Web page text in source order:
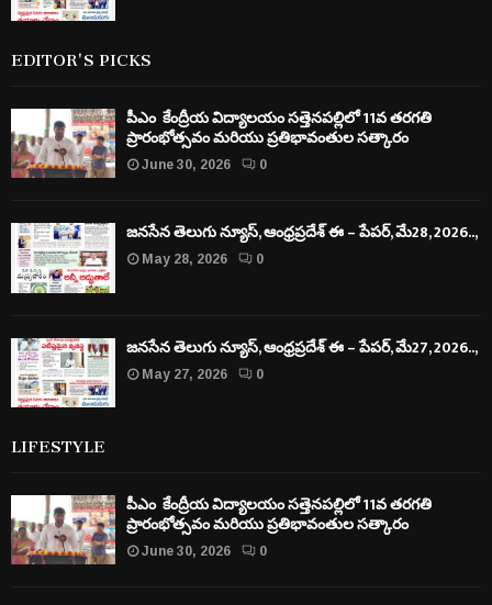
EDITOR'S PICKS
పీఎం కేంద్రీయ విద్యాలయం సత్తెనపల్లిలో 11వ తరగతి
ప్రారంభోత్సవం మరియు ప్రతిభావంతుల సత్కారం
June 30, 2026
0
జనసేన తెలుగు న్యూస్, ఆంధ్రప్రదేశ్ ఈ – పేపర్, మే28, 2026..,
May 28, 2026
0
జనసేన తెలుగు న్యూస్, ఆంధ్రప్రదేశ్ ఈ – పేపర్, మే27, 2026..,
May 27, 2026
0
LIFESTYLE
పీఎం కేంద్రీయ విద్యాలయం సత్తెనపల్లిలో 11వ తరగతి
ప్రారంభోత్సవం మరియు ప్రతిభావంతుల సత్కారం
June 30, 2026
0